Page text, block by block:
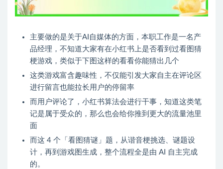
主要做的是关于AI自媒体的方面，本职工作是一名产
品经理，不知道大家有在小红书上是否看到过看图猜
梗游戏，类似于下图这样的看看你能猜出几个
这类游戏富含趣味性，不仅能引发大家自主在评论区
进行留言也能拉长用户的停留率
而用户评论了，小红书算法会进行干事，知道这类笔
记是属于受众的，那么也会给你推到更大的流量池里
面
而这 4 个「看图猜谜」题，从谐音梗挑选、谜题设
计，再到游戏图生成，整个流程全是由 AI 自主完成
的。